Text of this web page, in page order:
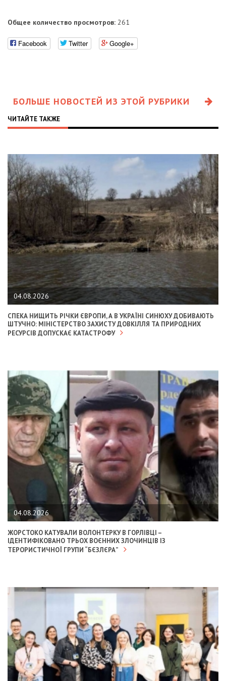
Общее количество просмотров: 261
Facebook Twitter Google+
БОЛЬШЕ НОВОСТЕЙ ИЗ ЭТОЙ РУБРИКИ
ЧИТАЙТЕ ТАКЖЕ
04.08.2026
СПЕКА НИЩИТЬ РІЧКИ ЄВРОПИ, А В УКРАЇНІ СИНЮХУ ДОБИВАЮТЬ
ШТУЧНО: МІНІСТЕРСТВО ЗАХИСТУ ДОВКІЛЛЯ ТА ПРИРОДНИХ
РЕСУРСІВ ДОПУСКАЄ КАТАСТРОФУ
04.08.2026
ЖОРСТОКО КАТУВАЛИ ВОЛОНТЕРКУ В ГОРЛІВЦІ –
ІДЕНТИФІКОВАНО ТРЬОХ ВОЄННИХ ЗЛОЧИНЦІВ ІЗ
ТЕРОРИСТИЧНОЇ ГРУПИ “БЄЗЛЄРА”